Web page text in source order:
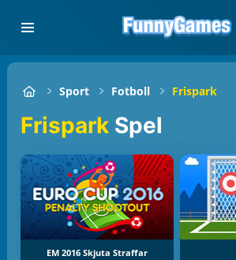
Sport Fotboll Frispark
Frispark Spel
EM 2016 Skjuta Straffar